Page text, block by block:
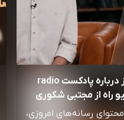
همه چیز درباره پادکست radio
رسانه‌های امروزی،